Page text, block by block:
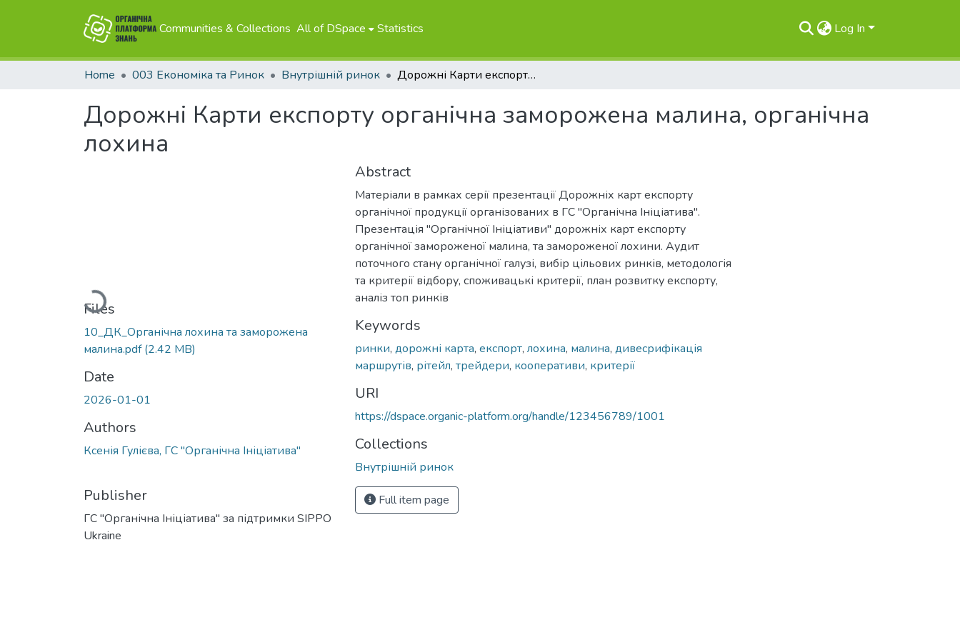
Communities & Collections All of DSpace Statistics Log In
Home 003 Економіка та Ринок Внутрішній ринок Дорожні Карти експорту органічна заморожена малина, органічна лохина
Дорожні Карти експорту органічна заморожена малина, органічна
лохина
Loading...
Files
10_ДК_Органічна лохина та заморожена
малина.pdf(2.42 MB)
Date
2026-01-01
Authors
Ксенія Гулієва, ГС "Органічна Ініціатива"
Publisher
ГС "Органічна Ініціатива" за підтримки SIPPO
Ukraine
Abstract
Матеріали в рамках серії презентації Дорожніх карт експорту
органічної продукції організованих в ГС "Органічна Ініціатива".
Презентація "Органічної Ініціативи" дорожніх карт експорту
органічної замороженої малина, та замороженої лохини. Аудит
поточного стану органічної галузі, вибір цільових ринків, методологія
та критерії відбору, споживацькі критерії, план розвитку експорту,
аналіз топ ринків
Keywords
ринки, дорожні карта, експорт, лохина, малина, дивесрифікація
маршрутів, рітейл, трейдери, кооперативи, критерії
URI
https://dspace.organic-platform.org/handle/123456789/1001
Collections
Внутрішній ринок
Full item page